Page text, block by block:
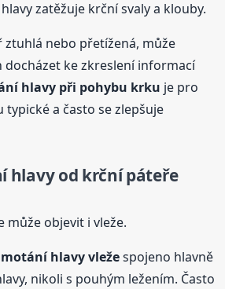
zatěžuje krční svaly a klouby.
ztuhlá nebo přetížená, může
ke zkreslení informací
hlavy při pohybu krku je pro
a často se zlepšuje
hlavy od krční páteře
může objevit i vleže.
motání hlavy vležespojeno hlavně
nikoli s pouhým ležením. Často